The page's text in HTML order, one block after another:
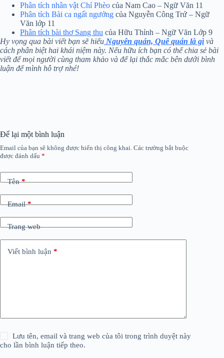
Phân tích nhân vật Chí Phèo của Nam Cao – Ngữ Văn 11
Phân tích Bài ca ngất ngưởng của Nguyễn Công Trứ – Ngữ
Văn lớp 11
Phân tích bài thơ Sang thu của Hữu Thỉnh – Ngữ Văn Lớp 9
Hy vọng qua bài viết bạn sẽ hiểu Nguyên quán, Quê quán là gì và
cách phân biệt hai khái niệm này. Nếu hữu ích bạn có thể chia sẻ bài
viết để mọi người cùng tham khảo và để lại thắc mắc bên dưới bình
luận để mình hỗ trợ nhé!
Để lại một bình luận
Email của bạn sẽ không được hiển thị công khai. Các trường bắt buộc
được đánh dấu *
Tên*
Email*
Trang web
Viết bình luận *
Lưu tên, email và trang web của tôi trong trình duyệt này
cho lần bình luận tiếp theo.